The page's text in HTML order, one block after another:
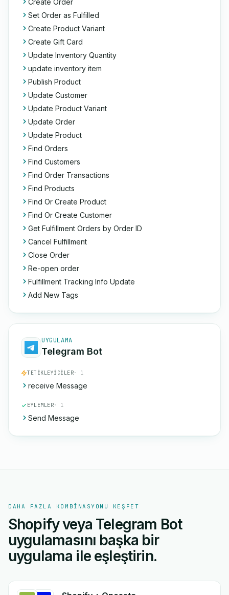
Create Order
Set Order as Fulfilled
Create Product Variant
Create Gift Card
Update Inventory Quantity
update inventory item
Publish Product
Update Customer
Update Product Variant
Update Order
Update Product
Find Orders
Find Customers
Find Order Transactions
Find Products
Find Or Create Product
Find Or Create Customer
Get Fulfillment Orders by Order ID
Cancel Fulfillment
Close Order
Re-open order
Fulfillment Tracking Info Update
Add New Tags
UYGULAMA
Telegram Bot
TETIKLEYICILER· 1
receive Message
EYLEMLER· 1
Send Message
DAHA FAZLA KOMBINASYONU KEŞFET
Shopify veya Telegram Bot
uygulamasını başka bir
uygulama ile eşleştirin.